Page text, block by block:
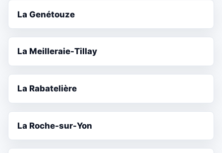
La Genétouze
La Meilleraie-Tillay
La Rabatelière
La Roche-sur-Yon